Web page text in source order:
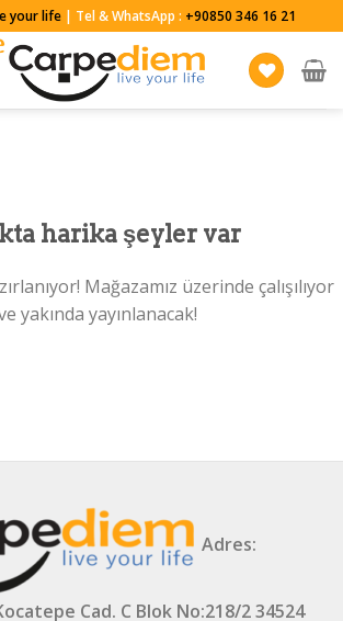
your life| Tel & WhatsApp : +90850 346 16 21
harika şeyler var
Mağazamız üzerinde çalışılıyor
yakında yayınlanacak!
Adres:
Cad. C Blok No:218/2 34524